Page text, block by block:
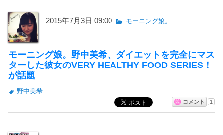
2015年7月3日 09:00 モーニング娘。
モーニング娘。野中美希、ダイエットを完全にマス
ターした彼女のVERY HEALTHY FOOD SERIES！
が話題
野中美希
コメント 1